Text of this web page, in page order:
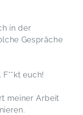
in der
Gespräche
euch!
meiner Arbeit